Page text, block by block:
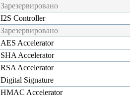
Зарезервировано
I2S Controller
Зарезервировано
AES Accelerator
SHA Accelerator
RSA Accelerator
Digital Signature
HMAC Accelerator